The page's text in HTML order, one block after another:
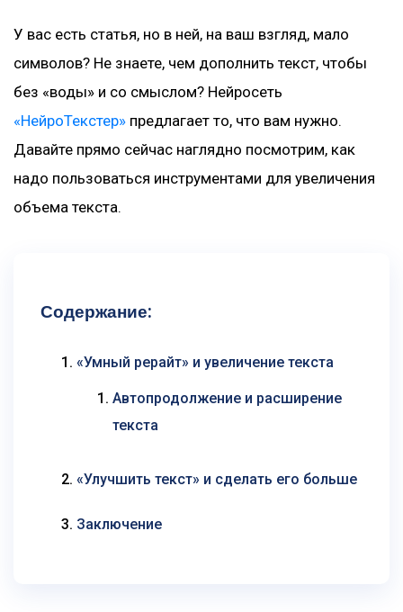
У вас есть статья, но в ней, на ваш взгляд, мало
символов? Не знаете, чем дополнить текст, чтобы
без «воды» и со смыслом? Нейросеть
«НейроТекстер» предлагает то, что вам нужно.
Давайте прямо сейчас наглядно посмотрим, как
надо пользоваться инструментами для увеличения
объема текста.
Содержание:
«Умный рерайт» и увеличение текста
Автопродолжение и расширение
текста
«Улучшить текст» и сделать его больше
Заключение